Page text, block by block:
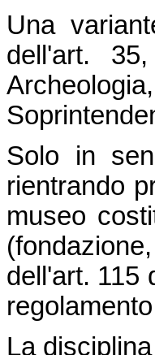
Una
dell'art.
Solo in
rientrando
museo
dell'art. 115
La